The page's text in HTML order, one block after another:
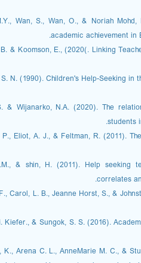
Wan, S., Wan, O., & Noriah
academic achievement in
& Koomson, E., (2020(. Linking
N. (1990). Children's Help-Seeking
& Wijanarko, N.A. (2020). The
students
P., Eliot, A. J., & Feltman, R. (2011).
& shin, H. (2011). Help seeking
correlates
Carol, L. B., Jeanne Horst, S., &
Kiefer., & Sungok, S. S. (2016).
K., Arena C. L., AnneMarie M. C., &